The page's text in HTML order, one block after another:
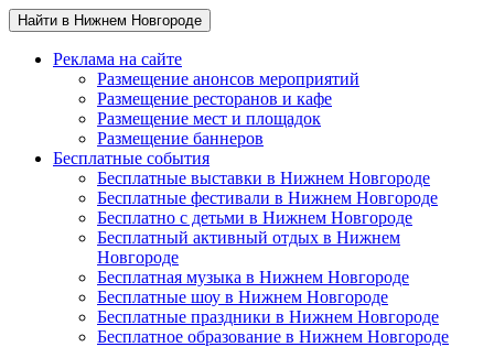
Найти в Нижнем Новгороде
Реклама на сайте
Размещение анонсов мероприятий
Размещение ресторанов и кафе
Размещение мест и площадок
Размещение баннеров
Бесплатные события
Бесплатные выставки в Нижнем Новгороде
Бесплатные фестивали в Нижнем Новгороде
Бесплатно с детьми в Нижнем Новгороде
Бесплатный активный отдых в Нижнем
Новгороде
Бесплатная музыка в Нижнем Новгороде
Бесплатные шоу в Нижнем Новгороде
Бесплатные праздники в Нижнем Новгороде
Бесплатное образование в Нижнем Новгороде